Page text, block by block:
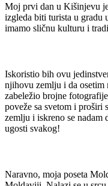
Moj prvi dan u Kišinjevu
izgleda biti turista u gradu
imamo sličnu kulturu i
Iskoristio bih ovu
njihovu zemlju i da osetim
zabeležio brojne
poveže sa svetom i
zemlju i iskreno se
ugosti svakog!
Naravno, moja poseta